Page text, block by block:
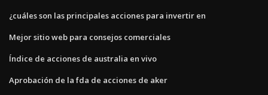
¿cuáles son las principales acciones para invertir en
Mejor sitio web para consejos comerciales
Índice de acciones de australia en vivo
Aprobación de la fda de acciones de aker